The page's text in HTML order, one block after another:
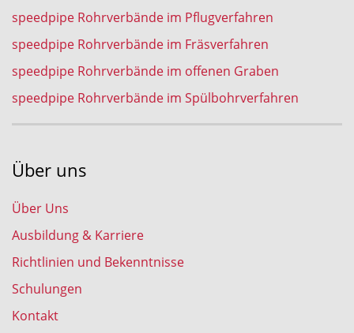
speedpipe Rohrverbände im Pflugverfahren
speedpipe Rohrverbände im Fräsverfahren
speedpipe Rohrverbände im offenen Graben
speedpipe Rohrverbände im Spülbohrverfahren
Über uns
Über Uns
Ausbildung & Karriere
Richtlinien und Bekenntnisse
Schulungen
Kontakt